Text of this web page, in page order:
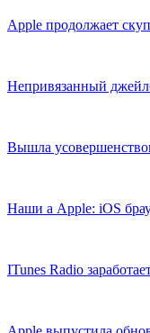
Apple продолжает
Непривязанный
Вышла
Наши а Apple: iOS
ITunes Radio